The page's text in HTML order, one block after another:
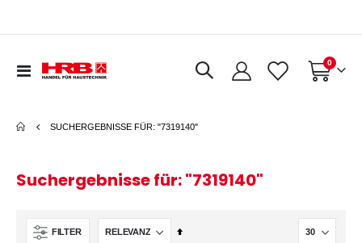
Navigation
Warenkorb
0Artikel
SUCHERGEBNISSE FÜR: "7319140"
Suchergebnisse für: "7319140"
FILTER
In